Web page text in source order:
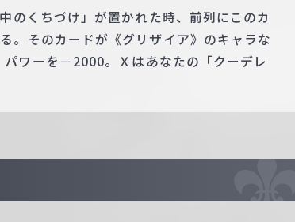
のくちづけ」が置かれた時、前列にこのカ
。そのカードが《グリザイア》のキャラな
ワーを－2000。Ｘはあなたの「クーデレ